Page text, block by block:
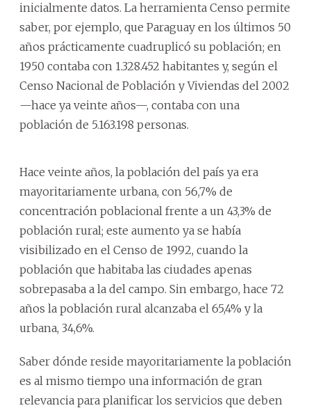
inicialmente datos. La herramienta Censo permite
saber, por ejemplo, que Paraguay en los últimos 50
años prácticamente cuadruplicó su población; en
1950 contaba con 1.328.452 habitantes y, según el
Censo Nacional de Población y Viviendas del 2002
—hace ya veinte años—, contaba con una
población de 5.163.198 personas.
Hace veinte años, la población del país ya era
mayoritariamente urbana, con 56,7% de
concentración poblacional frente a un 43,3% de
población rural; este aumento ya se había
visibilizado en el Censo de 1992, cuando la
población que habitaba las ciudades apenas
sobrepasaba a la del campo. Sin embargo, hace 72
años la población rural alcanzaba el 65,4% y la
urbana, 34,6%.
Saber dónde reside mayoritariamente la población
es al mismo tiempo una información de gran
relevancia para planificar los servicios que deben